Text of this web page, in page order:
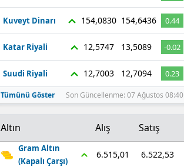
Kuveyt Dinarı 154,0830 154,6436 0.44
Katar Riyali 12,5747 13,5089 -0.02
Suudi Riyali 12,7003 12,7094 0.23
Tümünü Göster Son Güncellenme: 07 Ağustos 08:40
Altın Alış Satış
Gram Altın
(Kapalı Çarşı)
6.515,01 6.522,53